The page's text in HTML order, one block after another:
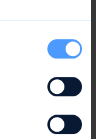
erreicht,
Methoden und
den Projekterfolg